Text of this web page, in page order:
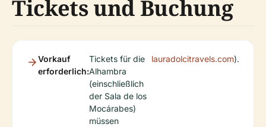
Tickets und Buchung
Vorkauf
erforderlich:
Tickets für die
Alhambra
(einschließlich
der Sala de los
Mocárabes)
müssen
lauradolcitravels.com).